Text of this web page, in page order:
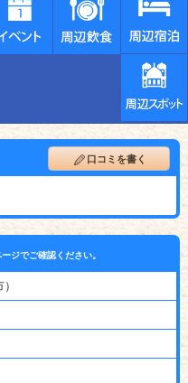
口コミを書く
ジでご確認ください。